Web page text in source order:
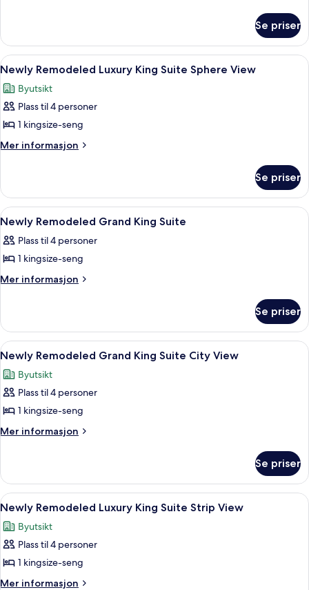
Queen
Suite
Sphere
View
Remodeled
Luxury
Two
Queen
Suite
Sphere
Se priser
Åpne
alle
bildene
av
Newly
Remodeled
Suite
Sphere
View
Newly Remodeled Luxury King
5
Newly Remodeled Luxury King Suite Sphere View
Byutsikt
Plass til 4 personer
1 kingsize-seng
Mer informasjon
Mer
Remodeled
Luxury
King
Sphere
View
Se priser
Åpne
alle
bildene
av
Newly
King
Suite
Sengetøy i egyptisk bomull,
6
Newly Remodeled Grand King Suite
Plass til 4 personer
1 kingsize-seng
Mer informasjon
Mer
Remodeled
Grand
King
Se priser
Åpne
alle
bildene
av
Newly
Remodeled
Suite
City
View
Sengetøy i egyptisk bomull,
7
Newly Remodeled Grand King Suite City View
Byutsikt
Plass til 4 personer
1 kingsize-seng
Mer informasjon
Mer
Remodeled
Grand
King
City
View
Se priser
Åpne
alle
bildene
av
Newly
Remodeled
Sengetøy i egyptisk bomull,
5
Newly Remodeled Luxury King Suite Strip View
Byutsikt
Plass til 4 personer
1 kingsize-seng
Mer informasjon
Mer